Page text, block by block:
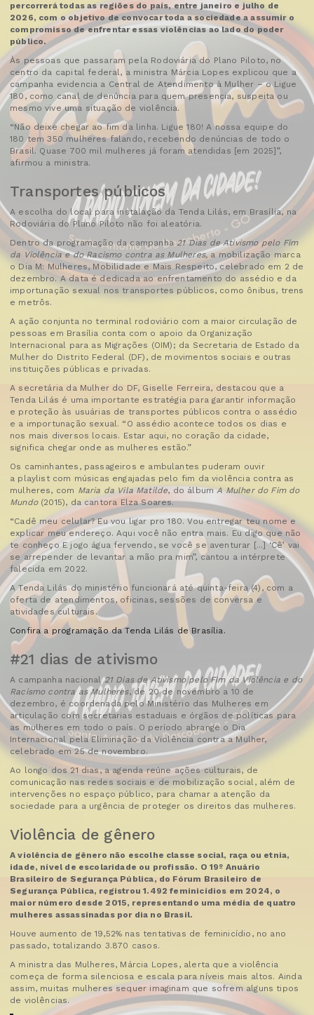
percorrerá todas as regiões do país, entre janeiro e julho de
2026, com o objetivo de convocar toda a sociedade a assumir o
compromisso de enfrentar essas violências ao lado do poder
público.
Às pessoas que passaram pela Rodoviária do Plano Piloto, no
centro da capital federal, a ministra Márcia Lopes explicou que a
campanha evidencia a Central de Atendimento à Mulher – o Ligue
180, como canal de denúncia para quem presencia, suspeita ou
mesmo vive uma situação de violência.
“Não deixe chegar ao fim da linha. Ligue 180! A nossa equipe do
180 tem 350 mulheres falando, recebendo denúncias de todo o
Brasil. Quase 700 mil mulheres já foram atendidas [em 2025]”,
afirmou a ministra.
Transportes públicos
A escolha do local para instalação da Tenda Lilás, em Brasília, na
Rodoviária do Plano Piloto não foi aleatória.
Dentro da programação da campanha21 Dias de Ativismo pelo Fim
da Violência e do Racismo contra as Mulheres,a mobilização marca
o Dia M: Mulheres, Mobilidade e Mais Respeito, celebrado em 2 de
dezembro. A data é dedicada ao enfrentamento do assédio e da
importunação sexual nos transportes públicos, como ônibus, trens
e metrôs.
A ação conjunta no terminal rodoviário com a maior circulação de
pessoas em Brasília conta com o apoio da Organização
Internacional para as Migrações (OIM); da Secretaria de Estado da
Mulher do Distrito Federal (DF), de movimentos sociais e outras
instituições públicas e privadas.
A secretária da Mulher do DF, Giselle Ferreira, destacou que a
Tenda Lilás é uma importante estratégia para garantir informação
e proteção às usuárias de transportes públicos contra o assédio
e a importunação sexual. “O assédio acontece todos os dias e
nos mais diversos locais. Estar aqui, no coração da cidade,
significa chegar onde as mulheres estão.”
Os caminhantes, passageiros e ambulantes puderam ouvir
a playlist com músicas engajadas pelo fim da violência contra as
mulheres, com Maria da Vila Matilde, do álbumA Mulher do Fim do
Mundo(2015), da cantora Elza Soares.
“Cadê meu celular? Eu vou ligar pro 180. Vou entregar teu nome e
explicar meu endereço. Aqui você não entra mais. Eu digo que não
te conheço E jogo água fervendo, se você se aventurar [...] ‘Cê’ vai
se arrepender de levantar a mão pra mim”, cantou a intérprete
falecida em 2022.
A Tenda Lilás do ministério funcionará até quinta-feira (4), com a
oferta de atendimentos, oficinas, sessões de conversa e
atividades culturais.
Confira a programação da Tenda Lilás de Brasília.
#21 dias de ativismo
A campanha nacional21 Dias de Ativismo pelo Fim da Violência e do
Racismo contra as Mulheres, de 20 de novembro a 10 de
dezembro, é coordenada pelo Ministério das Mulheres em
articulação com secretarias estaduais e órgãos de políticas para
as mulheres em todo o país. O período abrange o Dia
Internacional pela Eliminação da Violência contra a Mulher,
celebrado em 25 de novembro.
Ao longo dos 21 dias, a agenda reúne ações culturais, de
comunicação nas redes sociais e de mobilização social, além de
intervenções no espaço público, para chamar a atenção da
sociedade para a urgência de proteger os direitos das mulheres.
Violência de gênero
A violência de gênero não escolhe classe social, raça ou etnia,
idade, nível de escolaridade ou profissão. O 19º Anuário
Brasileiro de Segurança Pública, do Fórum Brasileiro de
Segurança Pública, registrou 1.492 feminicídios em 2024, o
maior número desde 2015, representando uma média de quatro
mulheres assassinadas por dia no Brasil.
Houve aumento de 19,52% nas tentativas de feminicídio, no ano
passado, totalizando 3.870 casos.
A ministra das Mulheres, Márcia Lopes, alerta que a violência
começa de forma silenciosa e escala para níveis mais altos. Ainda
assim, muitas mulheres sequer imaginam que sofrem alguns tipos
de violências.